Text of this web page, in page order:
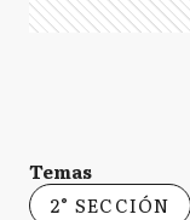
Temas
2° SECCIÓN